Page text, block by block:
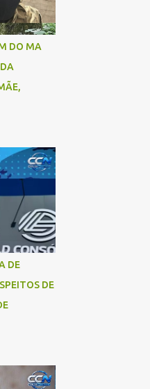
DO MA
DE
DE
do acidente deverão ser
autoridades competentes. ...